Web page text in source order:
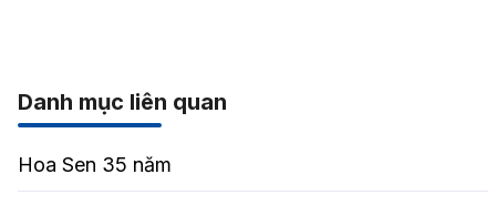
Danh mục liên quan
Hoa Sen 35 năm